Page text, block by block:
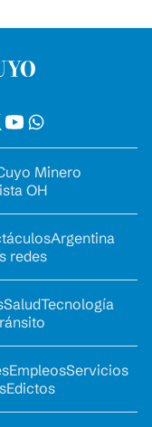
Minero
OH
Argentina
redes
SaludTecnología
EmpleosServicios
Edictos